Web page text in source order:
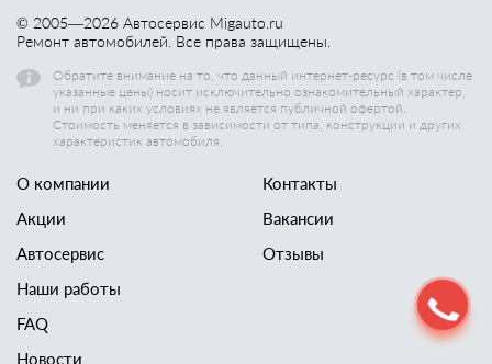
© 2005—2026 Автосервис Migauto.ru
Ремонт автомобилей. Все права защищены.
Обратите внимание на то, что данный интернет-ресурс (в том числе
указанные цены) носит исключительно ознакомительный характер,
и ни при каких условиях не является публичной офертой.
Стоимость меняется в зависимости от типа, конструкции и других
характеристик автомобиля.
О компании
Акции
Автосервис
Наши работы
Контакты
Вакансии
Отзывы
FAQ
Новости